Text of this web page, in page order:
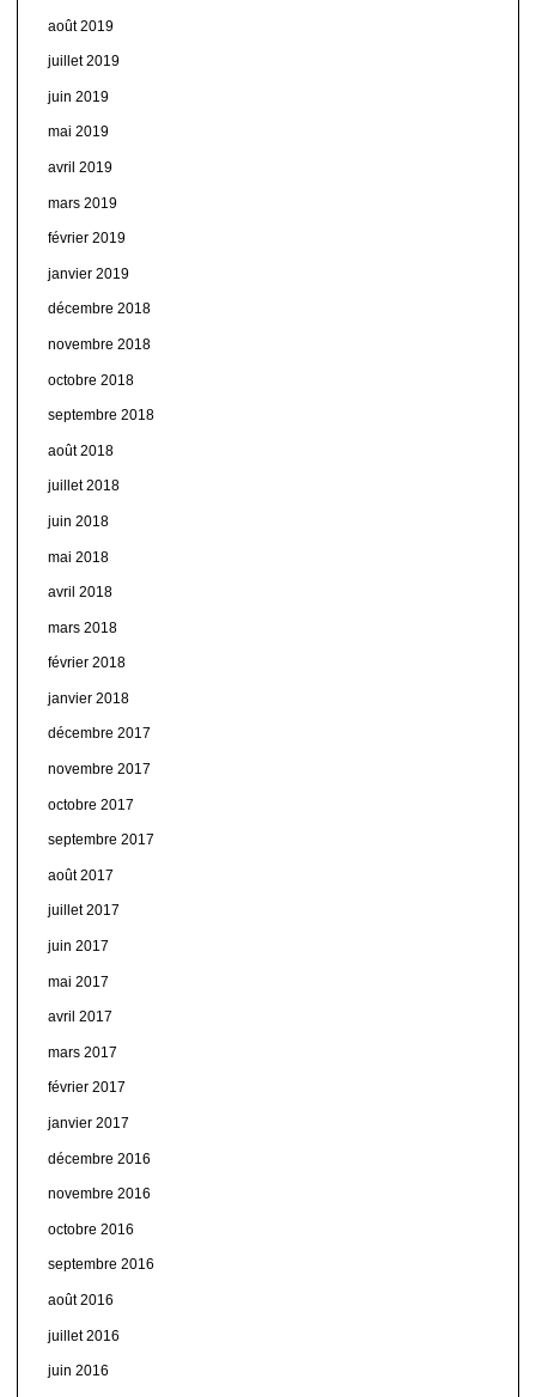
août 2019
juillet 2019
juin 2019
mai 2019
avril 2019
mars 2019
février 2019
janvier 2019
décembre 2018
novembre 2018
octobre 2018
septembre 2018
août 2018
juillet 2018
juin 2018
mai 2018
avril 2018
mars 2018
février 2018
janvier 2018
décembre 2017
novembre 2017
octobre 2017
septembre 2017
août 2017
juillet 2017
juin 2017
mai 2017
avril 2017
mars 2017
février 2017
janvier 2017
décembre 2016
novembre 2016
octobre 2016
septembre 2016
août 2016
juillet 2016
juin 2016